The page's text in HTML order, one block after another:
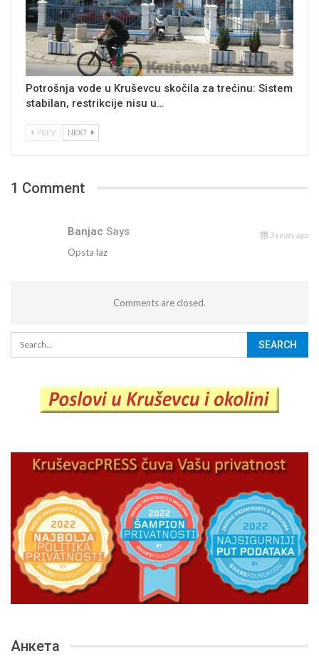
Potrošnja vode u Kruševcu skočila za trećinu: Sistem
stabilan, restrikcije nisu u…
PREV NEXT
1 Comment
Banjac Says 3 years ago
Opsta laz
Comments are closed.
Анкета